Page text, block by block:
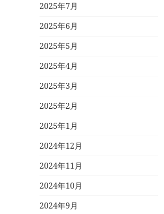
2025年7月
2025年6月
2025年5月
2025年4月
2025年3月
2025年2月
2025年1月
2024年12月
2024年11月
2024年10月
2024年9月